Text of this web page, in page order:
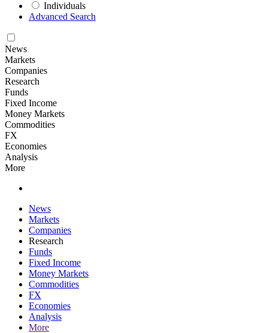
Individuals
Advanced Search
News
Markets
Companies
Research
Funds
Fixed Income
Money Markets
Commodities
FX
Economies
Analysis
More
News
Markets
Companies
Research
Funds
Fixed Income
Money Markets
Commodities
FX
Economies
Analysis
More